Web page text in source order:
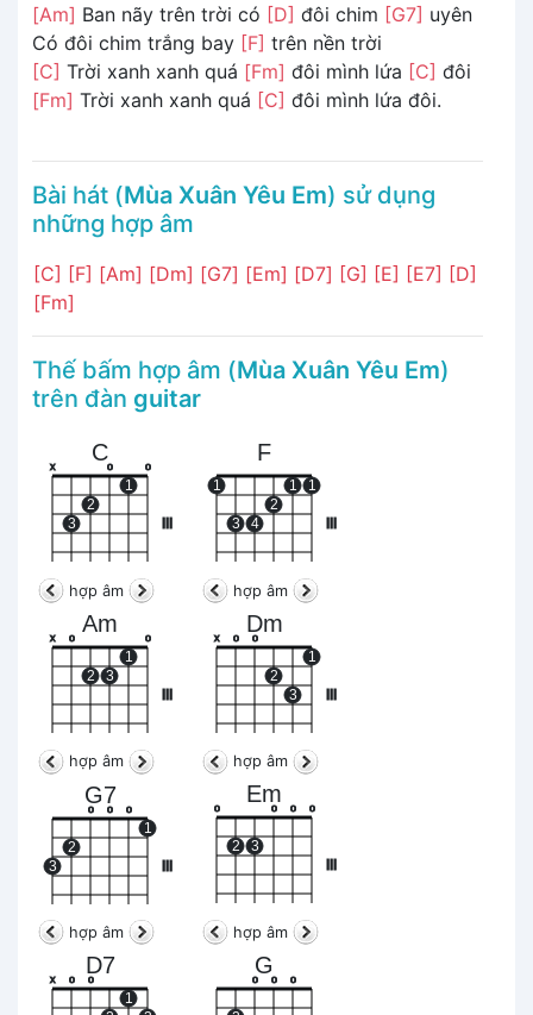
[Am] Ban nãy trên trời có [D] đôi chim [G7] uyên
Có đôi chim trắng bay [F] trên nền trời
[C] Trời xanh xanh quá [Fm] đôi mình lứa [C] đôi
[Fm] Trời xanh xanh quá [C] đôi mình lứa đôi.
Bài hát (Mùa Xuân Yêu Em) sử dụng
những hợp âm
[C] [F] [Am] [Dm] [G7] [Em] [D7] [G] [E] [E7] [D]
[Fm]
Thế bấm hợp âm (Mùa Xuân Yêu Em)
trên đàn guitar
C
x
3
2
o
1
o
hợp âm
F
1
3 4
2
1 1
hợp âm
Am
III
x o
2 3
1
o
hợp âm
Dm
x o o
2
3
1
hợp âm
G7
III
3
2
o o o
1
hợp âm
Em
o
2 3
o o o
hợp âm
D7
x o o
1
G
o o o